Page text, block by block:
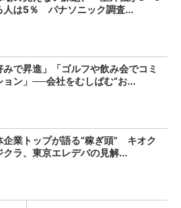
人は5％ パナソニック調査...
みで昇進」「ゴルフや飲み会でコミ
ョン」──会社をむしばむ“お...
企業トップが語る“稼ぎ頭” キオク
クラ、東京エレデバの見解...